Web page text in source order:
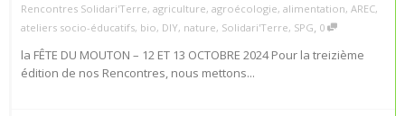
Rencontres Solidari'Terre, agriculture, agroécologie, alimentation, AREC,
ateliers socio-éducatifs, bio, DIY, nature, Solidari'Terre, SPG, 0
la FÊTE DU MOUTON – 12 ET 13 OCTOBRE 2024 Pour la treizième
édition de nos Rencontres, nous mettons...